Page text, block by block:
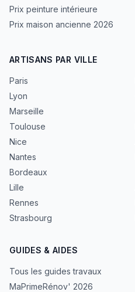
Prix peinture intérieure
Prix maison ancienne 2026
ARTISANS PAR VILLE
Paris
Lyon
Marseille
Toulouse
Nice
Nantes
Bordeaux
Lille
Rennes
Strasbourg
GUIDES & AIDES
Tous les guides travaux
MaPrimeRénov' 2026